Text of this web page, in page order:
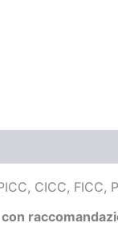
CICC, FICC,